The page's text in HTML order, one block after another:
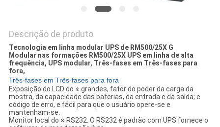
Descrição de produto
Tecnologia em linha modular UPS de RM500/25X G
Modular nas formações RM500/25X UPS em linha de alta
frequência, UPS modular, Três-fases em Três-fases para
fora,
Três-fases em Três-fases para fora
Exposição do LCD do ※ grandes, fator do poder da carga da
mostra, da capacidade das baterias, da entrada e da saída; e
código de erro, e fácil para que o usuário opere-se e
mantenham-se.
Monitor local do ※ RS232. O RS232 é padrão com UPS fornece o